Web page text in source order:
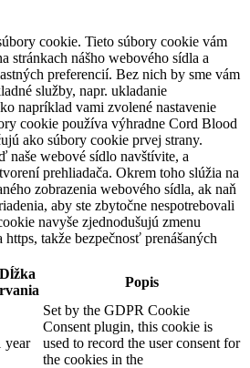
cookie. Tieto súbory cookie vám
stránkach nášho webového sídla a
preferencií. Bez nich by sme vám
služby, napr. ukladanie
napríklad vami zvolené nastavenie
cookie používa výhradne Cord Blood
ako súbory cookie prvej strany.
naše webové sídlo navštívite, a
prehliadača. Okrem toho slúžia na
zobrazenia webového sídla, ak naň
aby ste zbytočne nespotrebovali
navyše zjednodušujú zmenu
takže bezpečnosť prenášaných
Dĺžka
Popis
year
Set by the GDPR Cookie
Consent plugin, this cookie is
used to record the user consent for
the cookies in the